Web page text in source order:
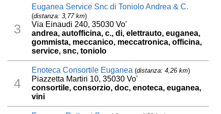
3
Euganea Service Snc di Toniolo Andrea & C.
(distanza: 3,77 km)
Via Einaudi 240, 35030 Vo'
andrea, autofficina, c., di, elettrauto, euganea,
gommista, meccanico, meccatronica, officina,
service, snc, toniolo
4
Enoteca Consortile Euganea (distanza: 4,26 km)
Piazzetta Martiri 10, 35030 Vo'
consortile, consorzio, doc, enoteca, euganea,
vini